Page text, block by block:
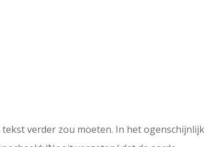
verder zou moeten. In het ogenschijnlijk